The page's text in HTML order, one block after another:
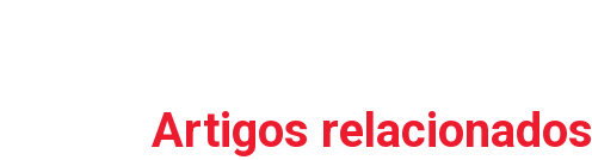
Artigos relacionados